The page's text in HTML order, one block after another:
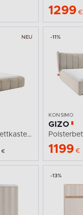
1299 €
NEU
Polsterbett mit Bettkasten 160 cm graubeige
€
-11%
KONSIMO
GIZO
1199 €
-13%